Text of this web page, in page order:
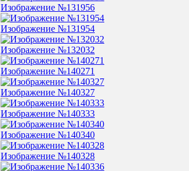
Изображение №131956
Изображение №131954
Изображение №132032
Изображение №140271
Изображение №140327
Изображение №140333
Изображение №140340
Изображение №140328